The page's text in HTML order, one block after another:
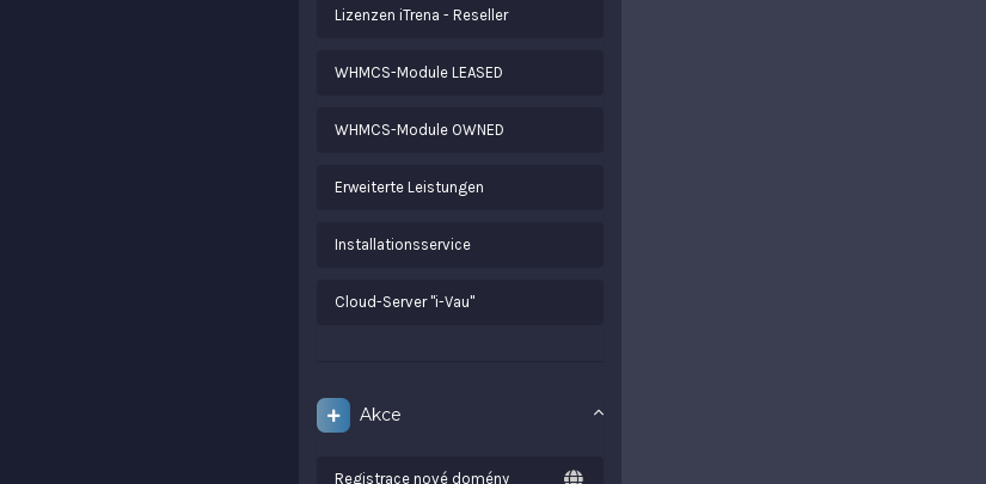
Lizenzen iTrena - Reseller
WHMCS-Module LEASED
WHMCS-Module OWNED
Erweiterte Leistungen
Installationsservice
Cloud-Server "i-Vau"
Akce
Registrace nové domény